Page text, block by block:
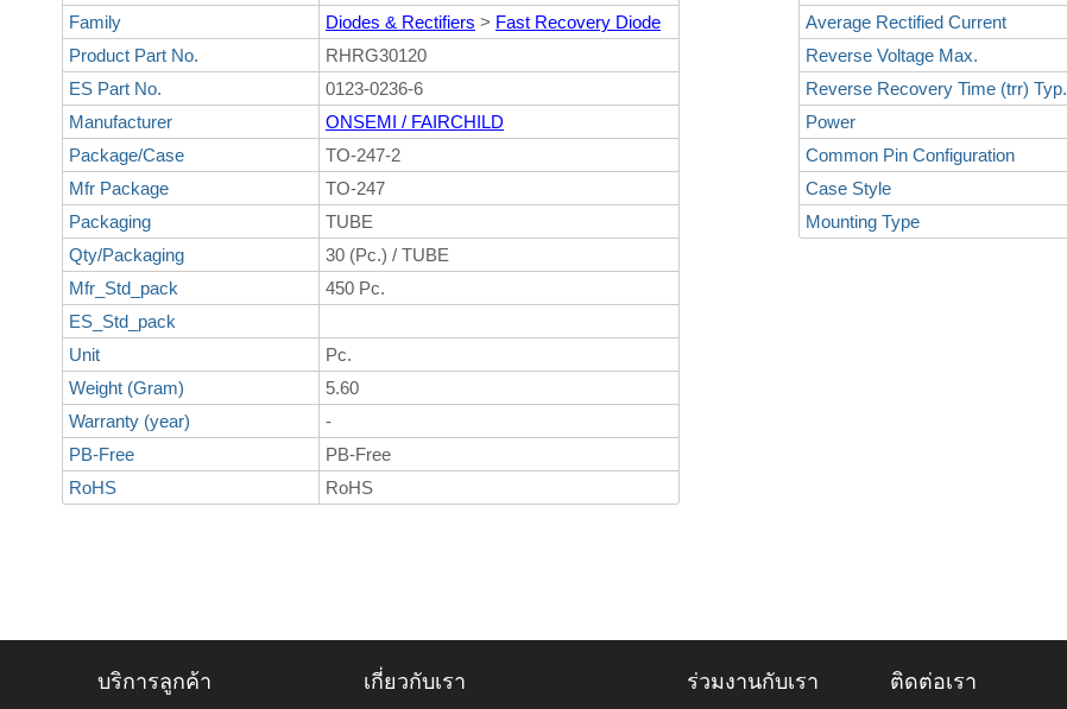
Family
Diodes & Rectifiers > Fast Recovery Diode
Product Part No.
RHRG30120
ES Part No.
0123-0236-6
Manufacturer
ONSEMI / FAIRCHILD
Package/Case
TO-247-2
Mfr Package
TO-247
Packaging
TUBE
Qty/Packaging
30 (Pc.) / TUBE
Mfr_Std_pack
450 Pc.
ES_Std_pack
Unit
Pc.
Weight (Gram)
5.60
Warranty (year)
-
PB-Free
PB-Free
RoHS
RoHS
Average Rectified Current
Reverse Voltage Max.
Reverse Recovery Time (trr) Typ.
Power
Common Pin Configuration
Case Style
Mounting Type
บริการลูกค้า เกี่ยวกับเรา ร่วมงานกับเรา ติดต่อเรา